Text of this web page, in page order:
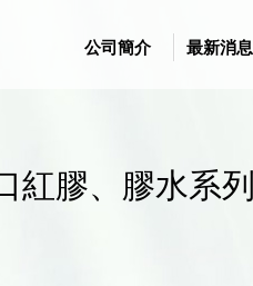
公司簡介 最新消息
紅膠、膠水系列